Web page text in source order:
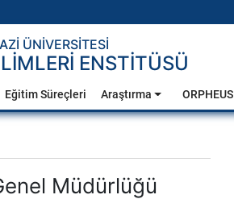
ÜNİVERSİTESİ
ENSTİTÜSÜ
Eğitim Süreçleri Araştırma ORPHEUS
Müdürlüğü